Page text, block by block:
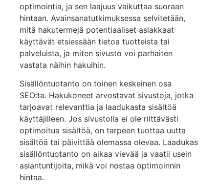
optimointia, ja sen laajuus vaikuttaa suoraan
hintaan. Avainsanatutkimuksessa selvitetään,
mitä hakutermejä potentiaaliset asiakkaat
käyttävät etsiessään tietoa tuotteista tai
palveluista, ja miten sivusto voi parhaiten
vastata näihin hakuihin.
Sisällöntuotanto on toinen keskeinen osa
SEO:ta. Hakukoneet arvostavat sivustoja, jotka
tarjoavat relevanttia ja laadukasta sisältöä
käyttäjilleen. Jos sivustolla ei ole riittävästi
optimoitua sisältöä, on tarpeen tuottaa uutta
sisältöä tai päivittää olemassa olevaa. Laadukas
sisällöntuotanto on aikaa vievää ja vaatii usein
asiantuntijoita, mikä voi nostaa optimoinnin
hintaa.